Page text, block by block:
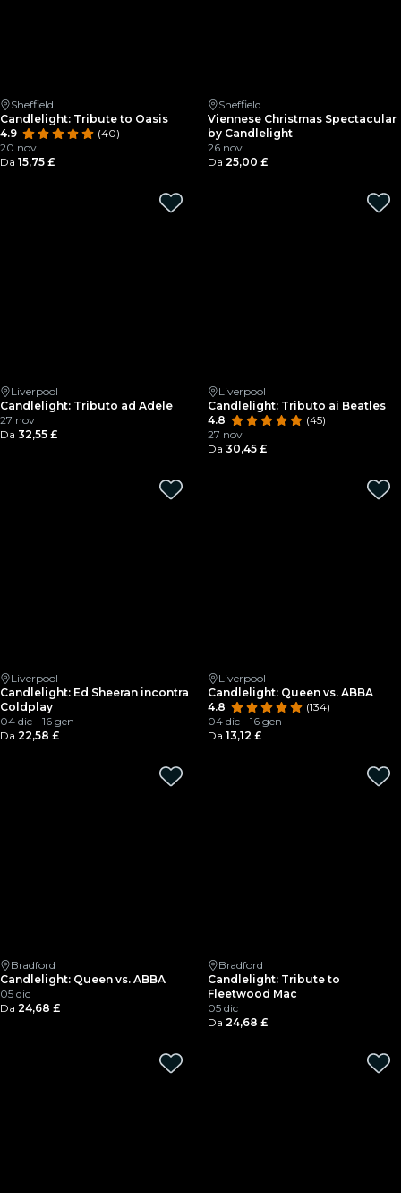
Sheffield
Candlelight: Tribute to Oasis
4.9
(40)
20 nov
Da 15,75 £
Sheffield
Viennese Christmas Spectacular
by Candlelight
26 nov
Da 25,00 £
Liverpool
Candlelight: Tributo ad Adele
27 nov
Da 32,55 £
Liverpool
Candlelight: Tributo ai Beatles
4.8
(45)
27 nov
Da 30,45 £
Liverpool
Candlelight: Ed Sheeran incontra
Coldplay
04 dic - 16 gen
Da 22,58 £
Liverpool
Candlelight: Queen vs. ABBA
4.8
(134)
04 dic - 16 gen
Da 13,12 £
Bradford
Candlelight: Queen vs. ABBA
05 dic
Da 24,68 £
Bradford
Candlelight: Tribute to
Fleetwood Mac
05 dic
Da 24,68 £